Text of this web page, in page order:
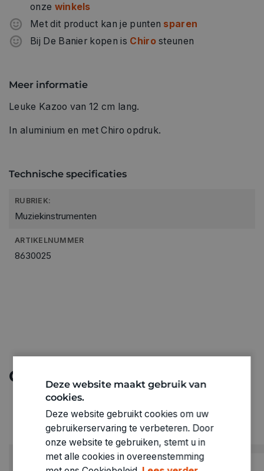
onze winkels
Met dit product kan je punten sparen
Bij De Banier kopen is Chirosteunen
Meer informatie
Leuke Kazoo van 12 cm lang.
In aluminium en met Chiro opdruk.
Technische specificaties
RUBRIEK:
Muziekinstrumenten
ARTIKELNUMMER
8630025
Ontdek meer
Deze website maakt gebruik van
cookies.
Deze website gebruikt cookies om uw
gebruikerservaring te verbeteren. Door
onze website te gebruiken, stemt u in
met alle cookies in overeenstemming